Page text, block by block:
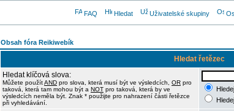
FAQ Hledat Uživatelské skupiny
Obsah fóra Reikiwebík
Hledat řetězec
Hledat klíčová slova:
Můžete použítAND pro slova, která musí být ve výsledcích, OR pro
taková, která tam mohou být a NOT pro taková, která by ve
výsledcích neměla být. Znak * použijte pro nahrazení části řetězce
při vyhledávání.